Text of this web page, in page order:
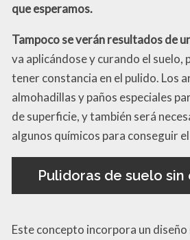
que esperamos.
Tampoco se verán resultados de
va aplicándose y curando el suelo,
tener constancia en el pulido. Los
almohadillas y paños especiales
de superficie, y también será
algunos químicos para conseguir
Pulidoras de suelo
Este concepto incorpora un diseño